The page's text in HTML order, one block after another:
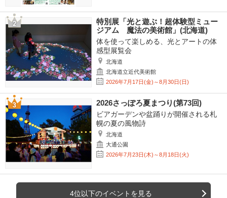
特別展「光と遊ぶ！超体験型ミュー
ジアム 魔法の美術館」(北海道)
体を使って楽しめる、光とアートの体
感型展覧会
北海道
北海道立近代美術館
2026年7月17日(金)～8月30日(日)
2026さっぽろ夏まつり(第73回)
ビアガーデンや盆踊りが開催される札
幌の夏の風物詩
北海道
大通公園
2026年7月23日(木)～8月18日(火)
4位以下のイベントを見る